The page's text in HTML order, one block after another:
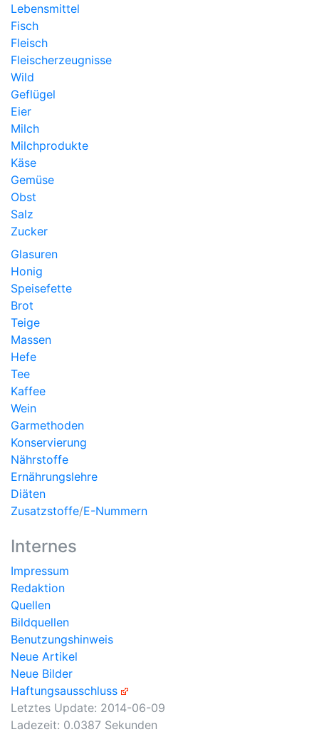
Lebensmittel
Fisch
Fleisch
Fleischerzeugnisse
Wild
Geflügel
Eier
Milch
Milchprodukte
Käse
Gemüse
Obst
Salz
Zucker
Glasuren
Honig
Speisefette
Brot
Teige
Massen
Hefe
Tee
Kaffee
Wein
Garmethoden
Konservierung
Nährstoffe
Ernährungslehre
Diäten
Zusatzstoffe/E-Nummern
Internes
Impressum
Redaktion
Quellen
Bildquellen
Benutzungshinweis
Neue Artikel
Neue Bilder
Haftungsausschluss
Letztes Update: 2014-06-09
Ladezeit: 0.0387 Sekunden